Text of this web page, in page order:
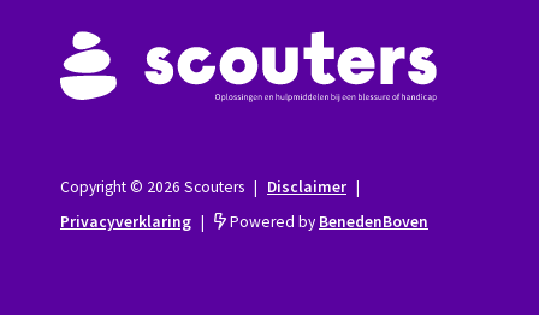
Copyright © 2026 Scouters | Disclaimer |
Privacyverklaring | Powered by BenedenBoven